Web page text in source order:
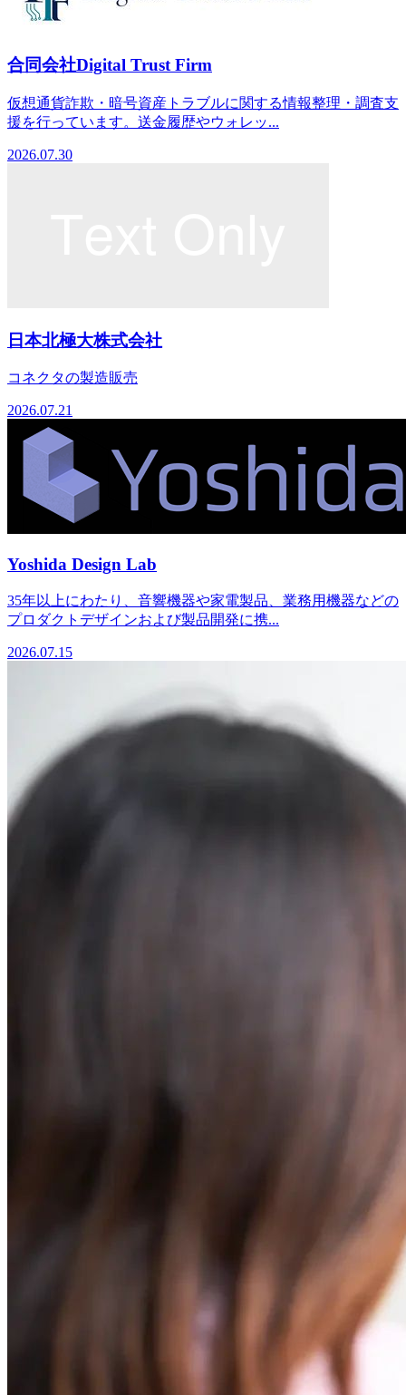
合同会社Digital Trust Firm
仮想通貨詐欺・暗号資産トラブルに関する情報整理・調査支
援を行っています。送金履歴やウォレッ...
2026.07.30
日本北極大株式会社
コネクタの製造販売
2026.07.21
Yoshida Design Lab
35年以上にわたり、音響機器や家電製品、業務用機器などの
プロダクトデザインおよび製品開発に携...
2026.07.15